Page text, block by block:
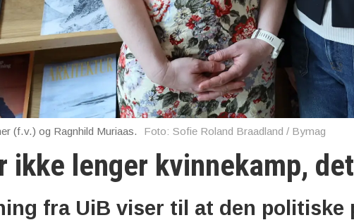
(f.v.) og Ragnhild Muriaas. Foto: Sofie Roland Braadland / Bymag
ikke lenger kvinnekamp,
fra UiB viser til at den